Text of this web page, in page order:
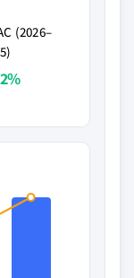
(2026–